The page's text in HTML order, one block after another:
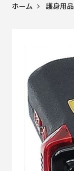
ホーム 護身用品